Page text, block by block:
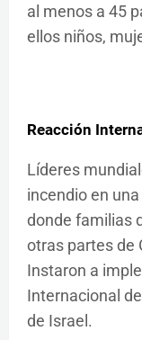
al menos a 45
ellos niños,
Reacción
Líderes
incendio en
donde familias
otras partes de
Instaron a
Internacional
de Israel.